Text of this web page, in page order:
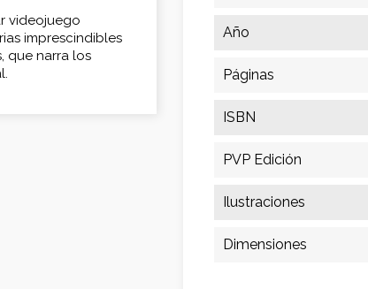
videojuego
imprescindibles
que narra los
Año
Páginas
ISBN
PVP Edición
Ilustraciones
Dimensiones